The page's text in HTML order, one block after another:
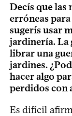
Decís que las
erróneas
sugerís usar
jardinería. La
librar una
jardines.
hacer algo
perdidos con
Es difícil